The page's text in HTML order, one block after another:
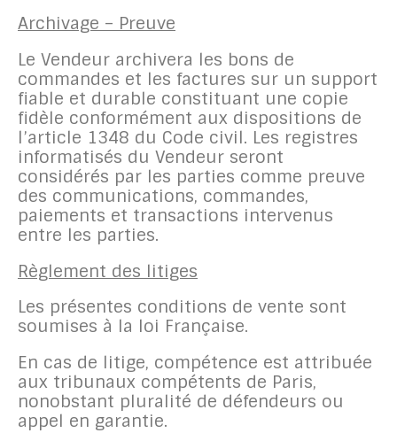
Archivage – Preuve
Le Vendeur archivera les bons de
commandes et les factures sur un support
fiable et durable constituant une copie
fidèle conformément aux dispositions de
l’article 1348 du Code civil. Les registres
informatisés du Vendeur seront
considérés par les parties comme preuve
des communications, commandes,
paiements et transactions intervenus
entre les parties.
Règlement des litiges
Les présentes conditions de vente sont
soumises à la loi Française.
En cas de litige, compétence est attribuée
aux tribunaux compétents de Paris,
nonobstant pluralité de défendeurs ou
appel en garantie.